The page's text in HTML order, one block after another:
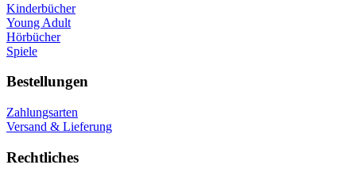
Kinderbücher
Young Adult
Hörbücher
Spiele
Bestellungen
Zahlungsarten
Versand & Lieferung
Rechtliches